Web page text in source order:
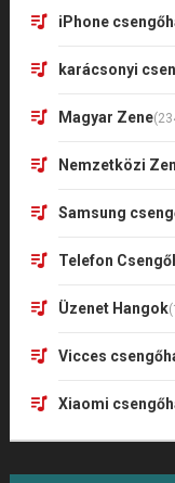
iPhone
karácsonyi
Magyar Zene
Nemzetközi
Samsung
Telefon
Üzenet Hangok
Vicces
Xiaomi